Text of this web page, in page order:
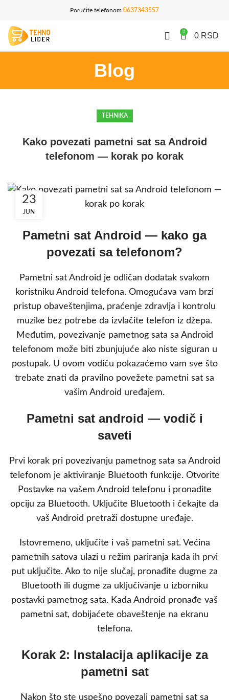
Poručite telefonom 0637343557
0 0 RSD
Blog
TEHNIKA
Kako povezati pametni sat sa Android
telefonom — korak po korak
23
JUN
Pametni sat Android — kako ga
povezati sa telefonom?
Pametni sat Android je odličan dodatak svakom
koristniku Android telefona. Omogućava vam brzi
pristup obaveštenjima, praćenje zdravlja i kontrolu
muzike bez potrebe da izvlačite telefon iz džepa.
Međutim, povezivanje pametnog sata sa Android
telefonom može biti zbunjujuće ako niste siguran u
postupak. U ovom vodiču pokazaćemo vam sve što
trebate znati da pravilno povežete pametni sat sa
vašim Android uređajem.
Pametni sat android — vodič i
saveti
Prvi korak pri povezivanju pametnog sata sa Android
telefonom je aktiviranje Bluetooth funkcije. Otvorite
Postavke na vašem Android telefonu i pronađite
opciju za Bluetooth. Uključite Bluetooth i čekajte da
vaš Android pretraži dostupne uređaje.
Istovremeno, uključite i vaš pametni sat. Većina
pametnih satova ulazi u režim pariranja kada ih prvi
put uključite. Ako to nije slučaj, pronađite dugme za
Bluetooth ili dugme za uključivanje u izborniku
postavki pametnog sata. Kada Android pronađe vaš
pametni sat, dobijaćete obaveštenje na ekranu
telefona.
Korak 2: Instalacija aplikacije za
pametni sat
Nakon što ste uspešno povezali pametni sat sa